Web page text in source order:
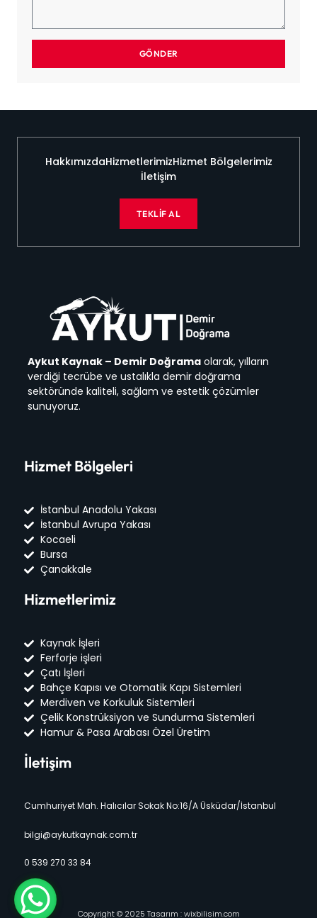
GÖNDER
HakkımızdaHizmetlerimizHizmet Bölgelerimiz
İletişim
TEKLIF AL
Aykut Kaynak – Demir Doğrama olarak, yılların
verdiği tecrübe ve ustalıkla demir doğrama
sektöründe kaliteli, sağlam ve estetik çözümler
sunuyoruz.
Hizmet Bölgeleri
İstanbul Anadolu Yakası
İstanbul Avrupa Yakası
Kocaeli
Bursa
Çanakkale
Hizmetlerimiz
Kaynak İşleri
Ferforje işleri
Çatı İşleri
Bahçe Kapısı ve Otomatik Kapı Sistemleri
Merdiven ve Korkuluk Sistemleri
Çelik Konstrüksiyon ve Sundurma Sistemleri
Hamur & Pasa Arabası Özel Üretim
İletişim
Cumhuriyet Mah. Halıcılar Sokak No:16/A Üsküdar/İstanbul
bilgi@aykutkaynak.com.tr
0 539 270 33 84
Copyright © 2025 Tasarım : wixbilisim.com